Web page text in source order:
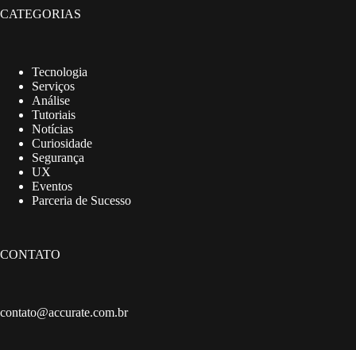
CATEGORIAS
Tecnologia
Serviços
Análise
Tutoriais
Notícias
Curiosidade
Segurança
UX
Eventos
Parceria de Sucesso
CONTATO
contato@accurate.com.br